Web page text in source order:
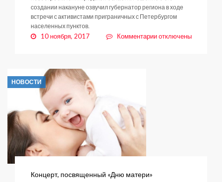
создании накануне озвучил губернатор региона в ходе
встречи с активистами приграничных с Петербургом
населенных пунктов.
10 ноября, 2017 Комментариикотключены
НОВОСТИ
Концерт, посвященный «Дню матери»